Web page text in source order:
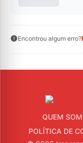
Encontrou algum erro?
QUEM
POLÍTICA DE